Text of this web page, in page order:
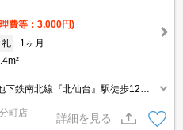
費等：3,000円)
礼
1ヶ月
下鉄南北線『北仙台』駅徒歩12
使用料無料！宅配BOX他お部屋の
隣にコンビニがあり便利です★
町店
詳細を見る